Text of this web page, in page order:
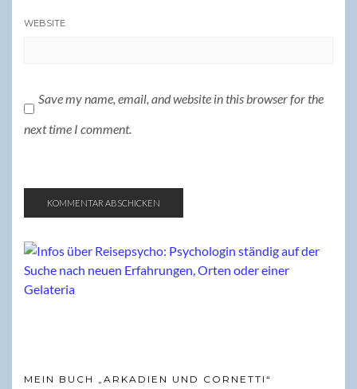
WEBSITE
Save my name, email, and website in this browser for the
next time I comment.
MEIN BUCH „ARKADIEN UND CORNETTI“